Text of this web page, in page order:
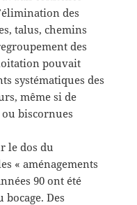
des
talus, chemins
des
pouvait
systématiques des
même si de
biscornues
le dos du
« aménagements
90 ont été
Des